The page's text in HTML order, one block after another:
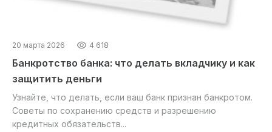
20 марта 2026 4 618
Банкротство банка: что делать вкладчику и как
защитить деньги
Узнайте, что делать, если ваш банк признан банкротом.
Советы по сохранению средств и разрешению
кредитных обязательств...